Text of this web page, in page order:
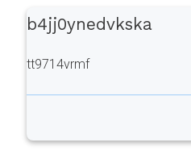
b4jj0ynedvkska
tt9714vrmf